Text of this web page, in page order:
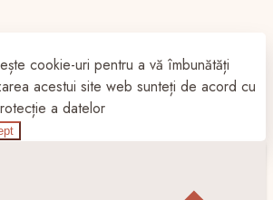
cookie-uri pentru a vă îmbunătăți
acestui site web sunteți de acord cu
a datelor